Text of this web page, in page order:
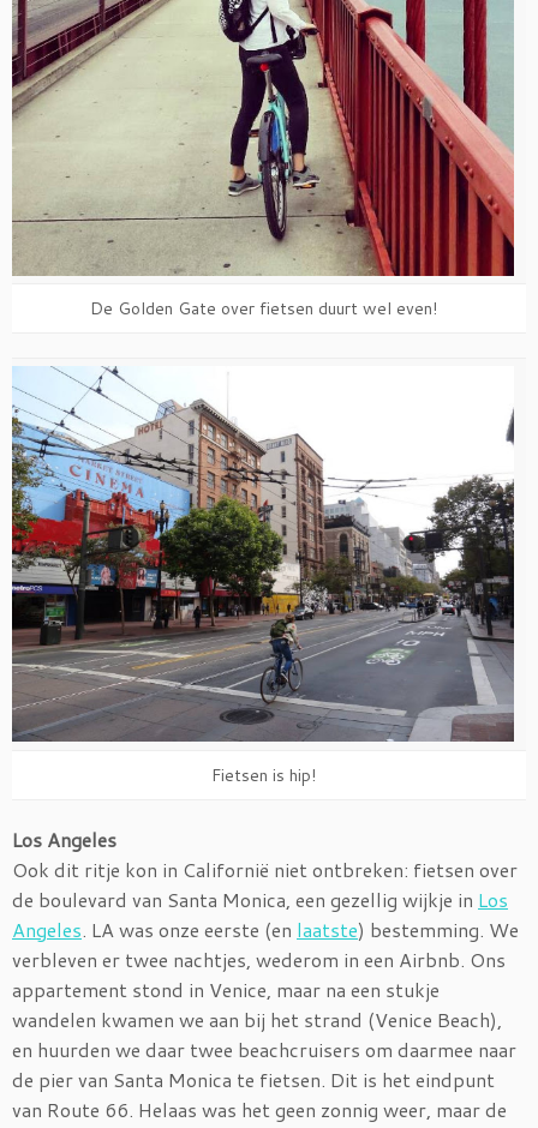
De Golden Gate over fietsen duurt wel even!
Fietsen is hip!
Los Angeles
Ook dit ritje kon in Californië niet ontbreken: fietsen over
de boulevard van Santa Monica, een gezellig wijkje in Los
Angeles. LA was onze eerste (en laatste) bestemming. We
verbleven er twee nachtjes, wederom in een Airbnb. Ons
appartement stond in Venice, maar na een stukje
wandelen kwamen we aan bij het strand (Venice Beach),
en huurden we daar twee beachcruisers om daarmee naar
de pier van Santa Monica te fietsen. Dit is het eindpunt
van Route 66. Helaas was het geen zonnig weer, maar de